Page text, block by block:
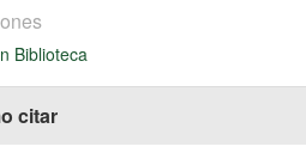
Biblioteca
citar